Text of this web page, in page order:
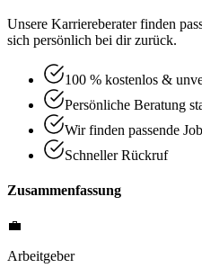
Unsere Karriereberater finden
sich persönlich bei dir zurück.
100 % kostenlos &
Persönliche Beratung
Wir finden passende
Schneller Rückruf
Zusammenfassung
💼
Arbeitgeber